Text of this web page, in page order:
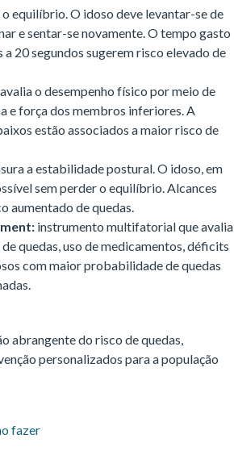
equilíbrio. O idoso deve levantar-se de
e sentar-se novamente. O tempo gasto
20 segundos sugerem risco elevado de
o desempenho físico por meio de
e força dos membros inferiores. A
estão associados a maior risco de
a estabilidade postural. O idoso, em
sem perder o equilíbrio. Alcances
aumentado de quedas.
instrumento multifatorial que avalia
quedas, uso de medicamentos, déficits
com maior probabilidade de quedas
abrangente do risco de quedas,
personalizados para a população
fazer